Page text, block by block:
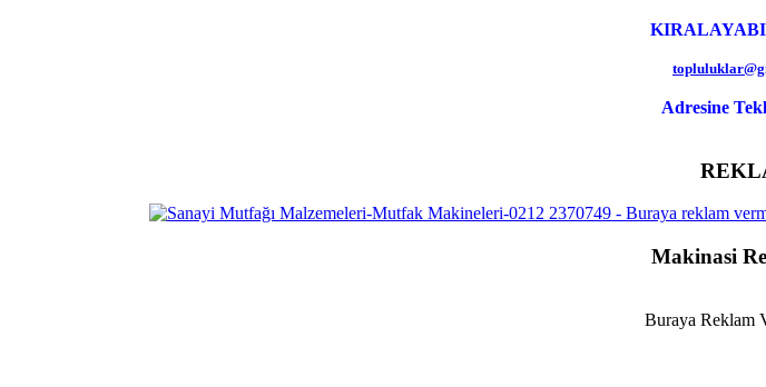
Adresine
Makinasi
Buraya Reklam